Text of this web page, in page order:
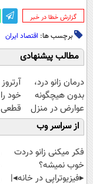
‌گزارش خطا در خبر
برچسب ها: اقتصاد ایران
مطالب پیشنهادی
درمان زانو درد،
بدون هیچگونه
عوارض در منزل
(◂پرسش‌نامه)
خود
کنید!
از سراسر وب
فکر میکنی زانو دردت
خوب نمیشه؟
▸فیزیوتراپی در خانه◂|